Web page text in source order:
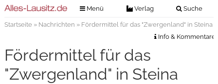
Menü Verlag Suche
Verlag
Kontakt
Impressum
Nachrichten
Veranstaltungstickets
Startseite» Nachrichten » Fördermittel für das "Zwergenland" in Steina
Info & Kommentare
Fördermittel für das
"Zwergenland" in Steina